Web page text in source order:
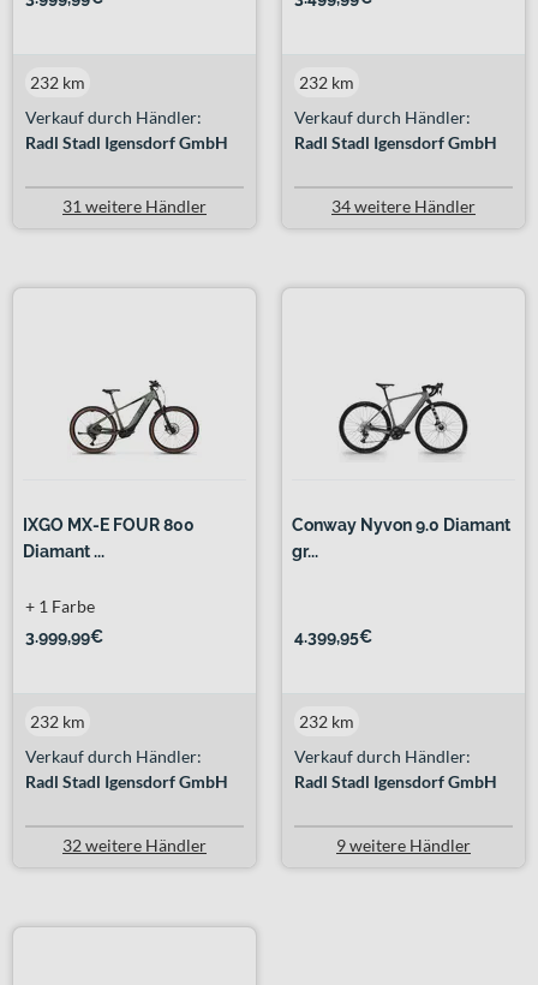
Verkauf durch Händler:
Radl Stadl Igensdorf GmbH
232 km
31 weitere Händler
Verkauf durch Händler:
Radl Stadl Igensdorf GmbH
232 km
34 weitere Händler
IXGO MX-E FOUR 800
Diamant ...
3.999,99€
+ 1 Farbe
Verkauf durch Händler:
Radl Stadl Igensdorf GmbH
232 km
32 weitere Händler
Conway Nyvon 9.0 Diamant
gr...
4.399,95€
Verkauf durch Händler:
Radl Stadl Igensdorf GmbH
232 km
9 weitere Händler